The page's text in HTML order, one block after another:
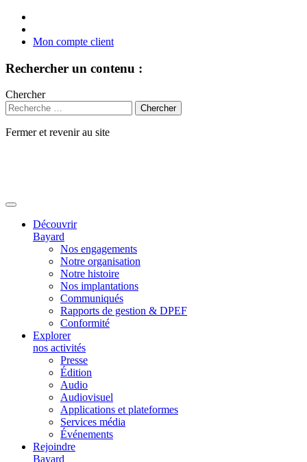
Mon compte client
Rechercher un contenu :
Chercher
Fermer et revenir au site
Découvrir
Bayard
Nos engagements
Notre organisation
Notre histoire
Nos implantations
Communiqués
Rapports de gestion & DPEF
Conformité
Explorer
nos activités
Presse
Édition
Audio
Audiovisuel
Applications et plateformes
Services média
Événements
Rejoindre
Bayard